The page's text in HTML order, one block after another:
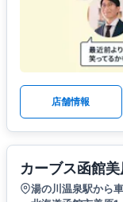
店舗情報
カーブス函館
湯の川温泉駅から